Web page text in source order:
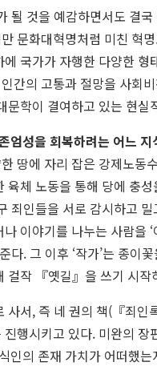
될 것을 예감하면서도 결
문화대혁명처럼 미친 혁
에 국가가 자행한 다양한
간의 고통과 절망을 사회
문학이 결여하고 있는 현
엄성을 회복하려는 어느
땅에 자리 잡은 강제노
육체 노동을 통해 당에 충
죄인들을 서로 감시하고
이야기를 나누는 사람을
다. 그 이후 ‘작가’는 종
걸작 『옛길』을 쓰기 시
사서, 즉 네 권의 책(『죄
행시키고 있다. 미완의
인의 존재 가치가 어떠했